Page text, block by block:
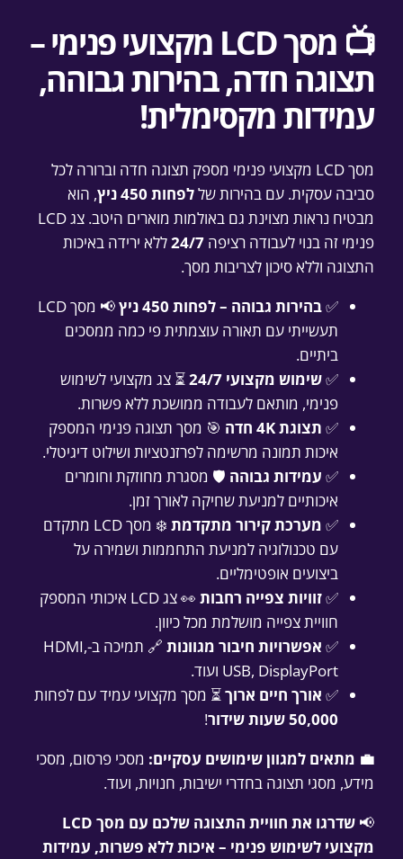
📺 מסך LCD מקצועי פנימי –
תצוגה חדה, בהירות גבוהה,
עמידות מקסימלית!
מסך LCD מקצועי פנימי מספק תצוגה חדה וברורה לכל
סביבה עסקית. עם בהירות שללפחות 450 ניץ
, הוא
מבטיח נראות מצוינת גם באולמות מוארים היטב. צג LCD
פנימי זה בנוי לעבודה רציפה 24/7ללא ירידה באיכות
התצוגה וללא סיכון לצריבות מסך.
✅בהירות גבוהה – לפחות 450 ניץ
📢 מסך LCD
תעשייתי עם תאורה עוצמתית פי כמה ממסכים
ביתיים.
✅שימוש מקצועי 24/7
⏳ צג מקצועי לשימוש
פנימי, מותאם לעבודה ממושכת ללא פשרות.
✅ תצוגת 4K חדה
🎯 מסך תצוגה פנימי המספק
איכות תמונה מרשימה לפרזנטציות ושילוט דיגיטלי.
✅ עמידות גבוהה 🛡️ מסגרת מחוזקת וחומרים
איכותיים למניעת שחיקה לאורך זמן.
✅ מערכת קירור מתקדמת
❄️ מסך LCD מתקדם
עם טכנולוגיה למניעת התחממות ושמירה על
ביצועים אופטימליים.
✅זוויות צפייה רחבות
👀 צג LCD איכותי המספק
חוויית צפייה מושלמת מכל כיוון.
✅ אפשרויות חיבור מגוונות
🔗 תמיכה ב-HDMI,
USB, DisplayPort ועוד.
✅ אורך חיים ארוך⏳ מסך מקצועי עמיד עם לפחות
50,000 שעות שידור
!
💼 מתאים למגוון שימושים עסקיים: מסכי פרסום, מסכי
מידע, מסגי תצוגה בחדרי ישיבות, חנויות, ועוד.
📢
שדרגו את חוויית התצוגה שלכם עם מסך LCD
מקצועי לשימוש פנימי – איכות ללא פשרות, עמידות